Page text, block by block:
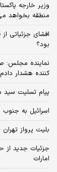
وزیر خارجه
منطقه بخواهد
افشای جزئیاتی
بود؟
نماینده مجلس:
کننده هشدار
پیام تسلیت
اسرائیل به جنوب
بلیت پرواز
جزئیات جدید از
امارات